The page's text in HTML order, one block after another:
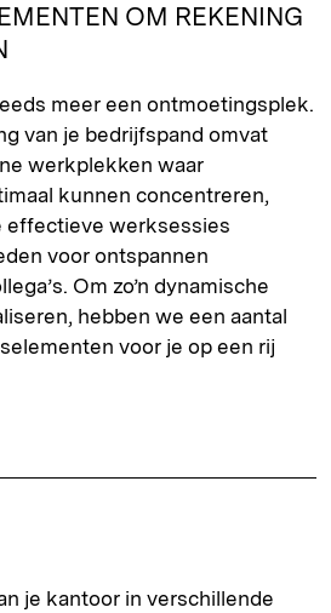
OM REKENING
meer een ontmoetingsplek.
van je bedrijfspand omvat
werkplekken waar
kunnen concentreren,
effectieve werksessies
voor ontspannen
Om zo’n dynamische
hebben we een aantal
voor je op een rij
je kantoor in verschillende